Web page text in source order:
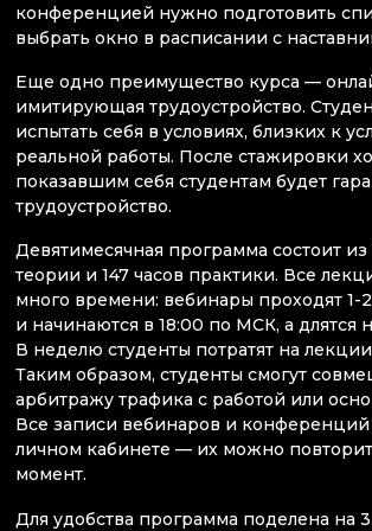
конференцией нужно подготовить
выбрать окно в расписании с
Еще одно преимущество курса —
имитирующая трудоустройство.
испытать себя в условиях, близких к
реальной работы. После стажировки
показавшим себя студентам будет
трудоустройство.
Девятимесячная программа состоит из
теории и 147 часов практики. Все
много времени: вебинары проходят 1-
и начинаются в 18:00 по МСК, а длятся
В неделю студенты потратят на лекции
Таким образом, студенты смогут
арбитражу трафика с работой или
Все записи вебинаров и конференций
личном кабинете — их можно
момент.
Для удобства программа поделена на